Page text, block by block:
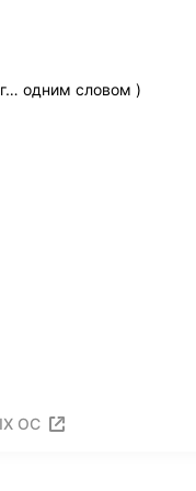
одним словом )
OC